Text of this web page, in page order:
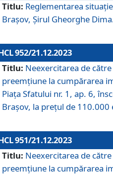
Titlu: Reglementarea
Brașov, Șirul Gheorghe
952/21.12.2023
Titlu: Neexercitarea de
preemțiune la cumpărarea
Piața Sfatului nr. 1, ap. 6,
Brașov, la prețul de 110.000
951/21.12.2023
Titlu: Neexercitarea de
preemțiune la cumpărarea